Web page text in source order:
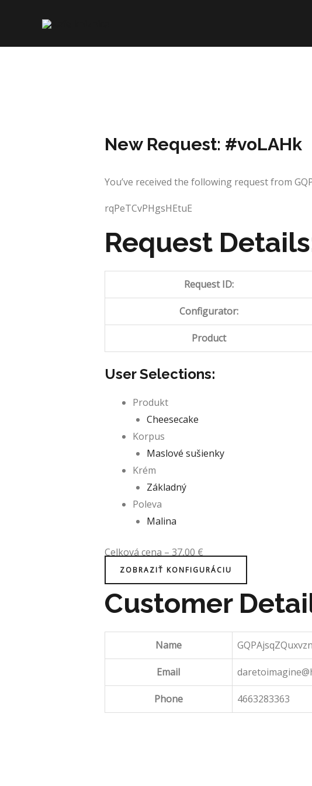
New Request: #voLAHk
You’ve received the following request from
rqPeTCvPHgsHEtuE
Request
Request ID:
Configurator:
Product
User Selections:
Produkt
Cheesecake
Korpus
Maslové sušienky
Krém
Základný
Poleva
Malina
Celková cena–37,00€
ZOBRAZIŤ KONFIGURÁCIU
Customer
Name
Email
Phone 4663283363